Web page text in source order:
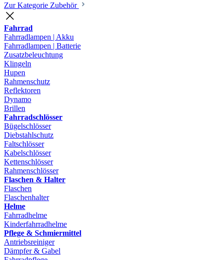
Zur Kategorie Zubehör
Fahrrad
Fahrradlampen | Akku
Fahrradlampen | Batterie
Zusatzbeleuchtung
Klingeln
Hupen
Rahmenschutz
Reflektoren
Dynamo
Brillen
Fahrradschlösser
Bügelschlösser
Diebstahlschutz
Faltschlösser
Kabelschlösser
Kettenschlösser
Rahmenschlösser
Flaschen & Halter
Flaschen
Flaschenhalter
Helme
Fahrradhelme
Kinderfahrradhelme
Pflege & Schmiermittel
Antriebsreiniger
Dämpfer & Gabel